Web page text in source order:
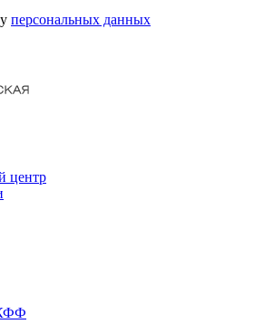
персональных данных
центр